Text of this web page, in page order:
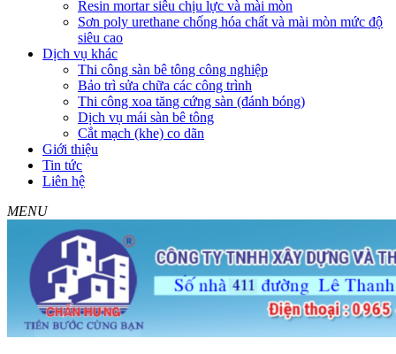
Resin mortar siêu chịu lực và mài mòn
Sơn poly urethane chống hóa chất và mài mòn mức độ
siêu cao
Dịch vụ khác
Thi công sàn bê tông công nghiệp
Bảo trì sửa chữa các công trình
Thi công xoa tăng cứng sàn (đánh bóng)
Dịch vụ mái sàn bê tông
Cắt mạch (khe) co dãn
Giới thiệu
Tin tức
Liên hệ
MENU